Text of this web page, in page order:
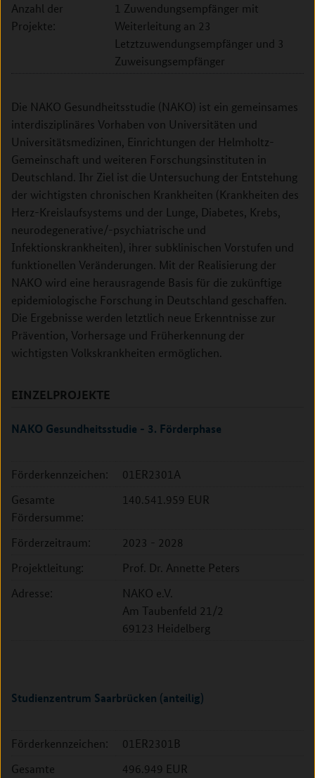
Anzahl der
Projekte:
1 Zuwendungsempfänger mit
Weiterleitung an 23
Letztzuwendungsempfänger und 3
Zuweisungsempfänger
Die NAKO Gesundheitsstudie (NAKO) ist ein gemeinsames
interdisziplinäres Vorhaben von Universitäten und
Universitätsmedizinen, Einrichtungen der Helmholtz-
Gemeinschaft und weiteren Forschungsinstituten in
Deutschland. Ihr Ziel ist die Untersuchung der Entstehung
der wichtigsten chronischen Krankheiten (Krankheiten des
Herz-Kreislaufsystems und der Lunge, Diabetes, Krebs,
neurodegenerative/-psychiatrische und
Infektionskrankheiten), ihrer subklinischen Vorstufen und
funktionellen Veränderungen. Mit der Realisierung der
NAKO wird eine herausragende Basis für die zukünftige
epidemiologische Forschung in Deutschland geschaffen.
Die Ergebnisse werden letztlich neue Erkenntnisse zur
Prävention, Vorhersage und Früherkennung der
wichtigsten Volkskrankheiten ermöglichen.
EINZELPROJEKTE
NAKO Gesundheitsstudie - 3. Förderphase
Förderkennzeichen:
01ER2301A
Gesamte
Fördersumme:
140.541.959 EUR
Förderzeitraum:
2023 - 2028
Projektleitung:
Prof. Dr. Annette Peters
Adresse:
NAKO e.V.
Am Taubenfeld 21/2
69123 Heidelberg
Studienzentrum Saarbrücken (anteilig)
Förderkennzeichen:
01ER2301B
Gesamte
496.949 EUR